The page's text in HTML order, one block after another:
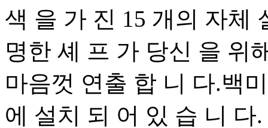
색 을 가 진 15 개의 자체
명한 셰 프 가 당신 을 위
마음껏 연출 합 니 다.백
에 설치 되 어 있 습 니